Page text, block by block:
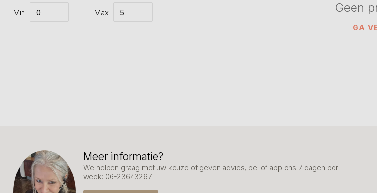
Min Max Geen
GA
Meer informatie?
We helpen graag met uw keuze of geven advies, bel of app ons 7 dagen per
week: 06-23643267